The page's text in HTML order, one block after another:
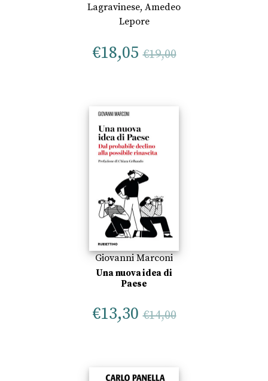
Lagravinese, Amedeo
Lepore
€18,05 €19,00
Giovanni Marconi
Una nuova idea di
Paese
€13,30 €14,00